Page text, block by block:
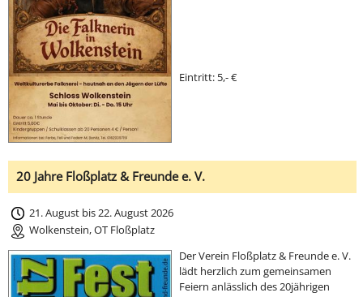
Eintritt: 5,- €
20 Jahre Floßplatz & Freunde e. V.
21. August bis 22. August 2026
Wolkenstein, OT Floßplatz
Der Verein Floßplatz & Freunde e. V.
lädt herzlich zum gemeinsamen
Feiern anlässlich des 20jährigen